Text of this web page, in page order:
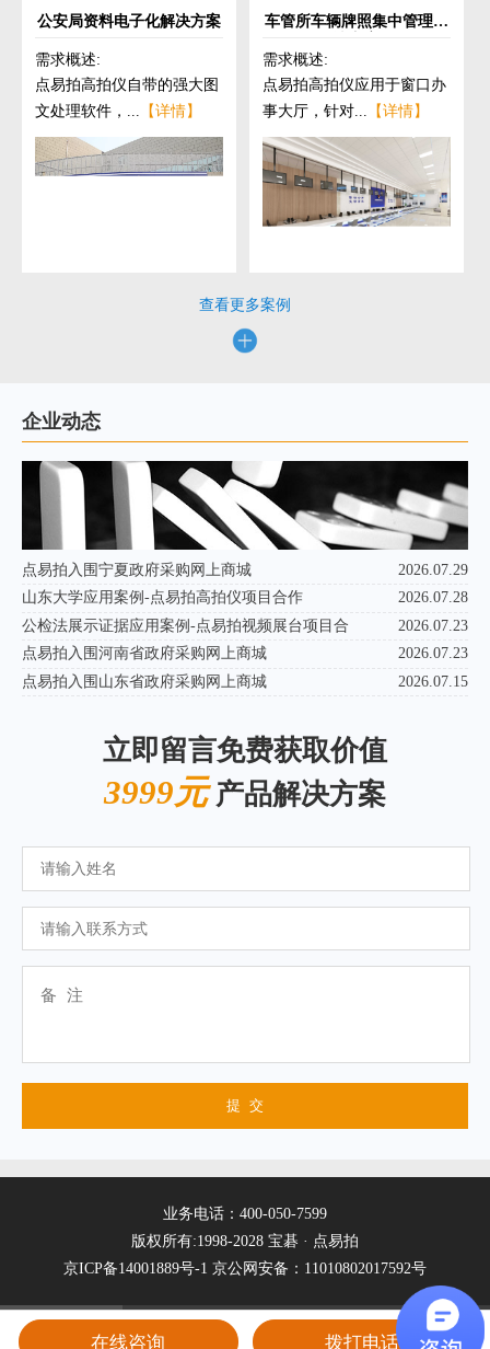
公安局资料电子化解决方案
需求概述:
点易拍高拍仪自带的强大图
文处理软件，... 【详情】
车管所车辆牌照集中管理解
需求概述:
点易拍高拍仪应用于窗口办
事大厅，针对... 【详情】
查看更多案例
企业动态
点易拍入围宁夏政府采购网上商城
2026.07.29
山东大学应用案例-点易拍高拍仪项目合作
2026.07.28
公检法展示证据应用案例-点易拍视频展台项目合
2026.07.23
点易拍入围河南省政府采购网上商城
2026.07.23
点易拍入围山东省政府采购网上商城
2026.07.15
立即留言免费获取价值
3999元产品解决方案
业务电话：400-050-7599
版权所有:1998-2028 宝碁 · 点易拍
京ICP备14001889号-1 京公网安备：11010802017592号
在线咨询 拨打电话